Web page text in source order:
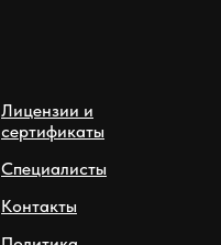
Лицензии и
сертификаты
Специалисты
Контакты